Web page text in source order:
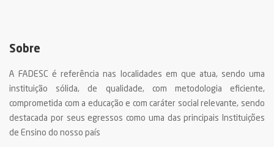
Sobre
A FADESC é referência nas localidades em que atua, sendo uma
instituição sólida, de qualidade, com metodologia eficiente,
comprometida com a educação e com caráter social relevante, sendo
destacada por seus egressos como uma das principais Instituições
de Ensino do nosso país